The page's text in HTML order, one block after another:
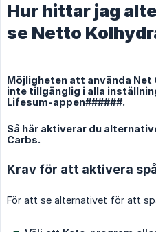
Hur hittar jag
se Netto
Möjligheten att använda
inte tillgänglig i alla
Lifesum-appen######.
Så här aktiverar du
Carbs.
Krav för att aktivera
För att se alternativet för att